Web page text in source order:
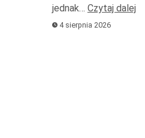
jednak… Czytaj dalej
4 sierpnia 2026